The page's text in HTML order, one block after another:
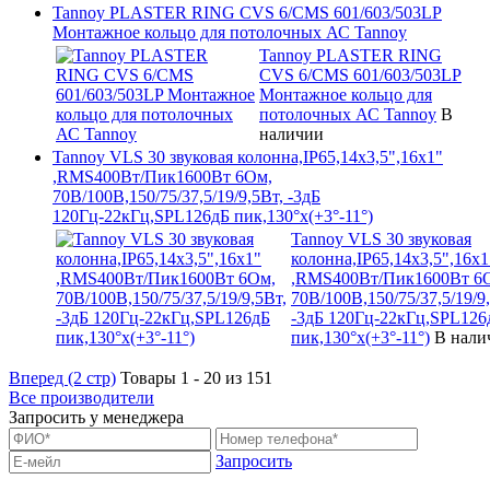
Tannoy PLASTER RING CVS 6/CMS 601/603/503LP
Монтажное кольцо для потолочных АС Tannoy
Tannoy PLASTER RING
CVS 6/CMS 601/603/503LP
Монтажное кольцо для
потолочных АС Tannoy В
наличии
Tannoy VLS 30 звуковая колонна,IP65,14x3,5",16x1"
,RMS400Вт/Пик1600Вт 6Ом,
70В/100В,150/75/37,5/19/9,5Вт, -3дБ
120Гц-22кГц,SPL126дБ пик,130°x(+3°-11°)
Tannoy VLS 30 звуковая
,RMS400Вт/Пик1600Вт
70В/100В,150/75/37,5/19/
-3дБ 120Гц-
пик,130°x(+3°-11°) В
Вперед (2 стр) Товары 1 - 20 из 151
Все производители
Запросить у менеджера
Запросить